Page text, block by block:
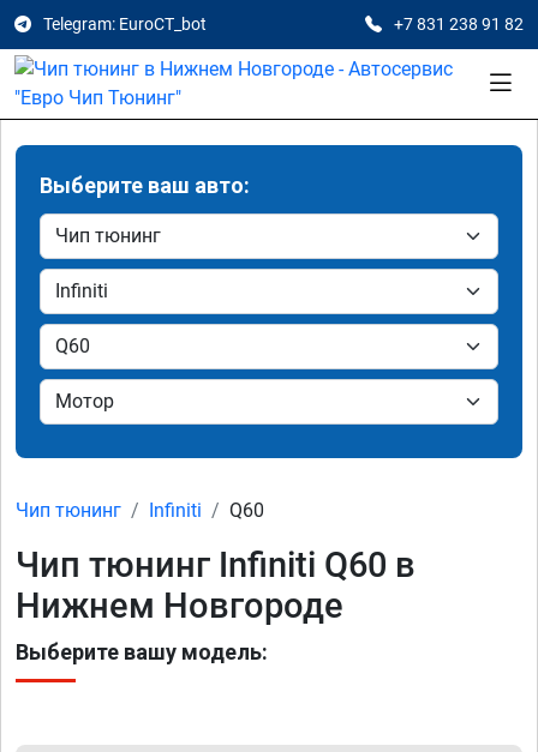
Telegram: EuroCT_bot +7 831 238 91 82
Выберите ваш авто:
Чип тюнинг Infiniti Q60
Чип тюнинг Infiniti Q60 в
Нижнем Новгороде
Выберите вашу модель: